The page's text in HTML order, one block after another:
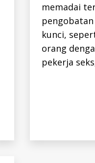
E
P
A
T
I
T
S
-
A
memadai
kunci,
orang
pekerja